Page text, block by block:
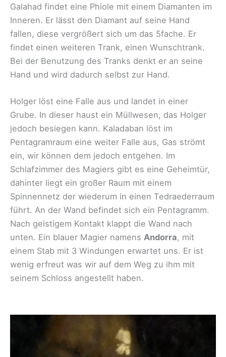
Galahad findet eine Phiole mit einem Diamanten im
Inneren. Er lässt den Diamant auf seine Hand
fallen, diese vergrößert sich um das 5fache. Er
findet einen weiteren Trank, einen Wunschtrank.
Bei der Benutzung des Tranks denkt er an seine
Hand und wird dadurch selbst zur Hand.
Holger löst eine Falle aus und landet in einer
Grube. In dieser haust ein Müllwesen, das Holger
jedoch besiegen kann. Kaladaban löst im
Pentagramraum eine weiter Falle aus, Gas strömt
ein, wir können dem jedoch entgehen. Im
Schlafzimmer des Magiers gibt es eine Geheimtür,
dahinter liegt ein großer Raum mit einem
Spinnennetz der wiederum in einen Tedraederraum
führt. An der Wand befindet sich ein Pentagramm.
Nach geistigem Kontakt klappt die Wand nach
unten. Ein blauer Magier namens Andorra, mit
einem Stab mit 3 Windungen erwartet uns. Er ist
wenig erfreut was wir auf dem Weg zu ihm mit
seinem Schloss angestellt haben.